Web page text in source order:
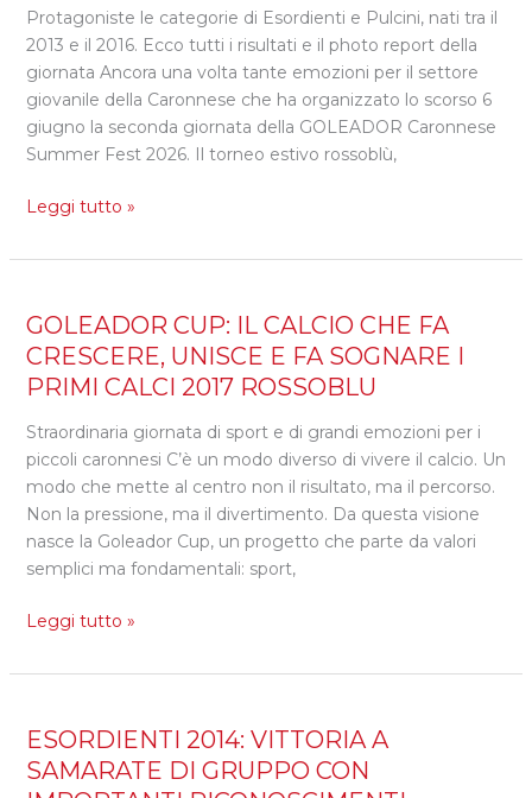
Protagoniste le categorie di Esordienti e Pulcini, nati tra il
2013 e il 2016. Ecco tutti i risultati e il photo report della
giornata Ancora una volta tante emozioni per il settore
giovanile della Caronnese che ha organizzato lo scorso 6
giugno la seconda giornata della GOLEADOR Caronnese
Summer Fest 2026. Il torneo estivo rossoblù,
SUMMER
FEST:
TANTE
EMOZIONI
PER
IL
PRE
Leggi tutto »
GOLEADOR CUP: IL CALCIO CHE FA
CRESCERE, UNISCE E FA SOGNARE I
PRIMI CALCI 2017 ROSSOBLU
Straordinaria giornata di sport e di grandi emozioni per i
piccoli caronnesi C’è un modo diverso di vivere il calcio. Un
modo che mette al centro non il risultato, ma il percorso.
Non la pressione, ma il divertimento. Da questa visione
nasce la Goleador Cup, un progetto che parte da valori
semplici ma fondamentali: sport,
GOLEADOR
CUP:
IL
CHE
FA
CRESCERE,
UNISCE
E
FA
I
CALCI
ROSSOBLU
Leggi tutto »
ESORDIENTI 2014: VITTORIA A
SAMARATE DI GRUPPO CON
ESORDIENTI
2014:
VITTORIA